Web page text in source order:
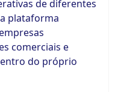
de diferentes
plataforma
comerciais e
do próprio